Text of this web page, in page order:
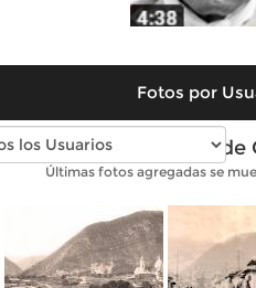
Fotos por
Fotos antiguas de
Últimas fotos agregadas se